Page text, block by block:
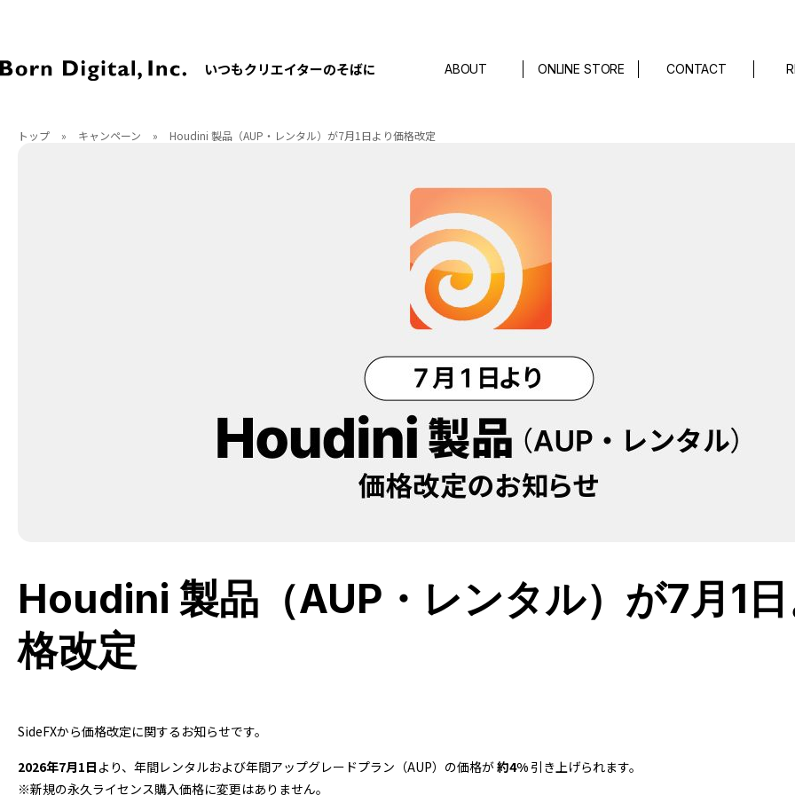
いつもクリエイターのそばに ABOUT ONLINE STORE CONTACT
トップ » キャンペーン » Houdini 製品（AUP・レンタル）が7月1日より価格改定
Houdini 製品（AUP・レンタル）が7月1
格改定
SideFXから価格改定に関するお知らせです。
2026年7月1日 より、年間レンタルおよび年間アップグレードプラン（AUP）の価格が約4% 引き上げられます。
※新規の永久ライセンス購入価格に変更はありません。